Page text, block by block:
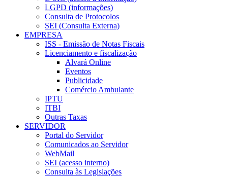
LGPD (informações)
Consulta de Protocolos
SEI (Consulta Externa)
EMPRESA
ISS - Emissão de Notas Fiscais
Licenciamento e fiscalização
Alvará Online
Eventos
Publicidade
Comércio Ambulante
IPTU
ITBI
Outras Taxas
SERVIDOR
Portal do Servidor
Comunicados ao Servidor
WebMail
SEI (acesso interno)
Consulta às Legislações